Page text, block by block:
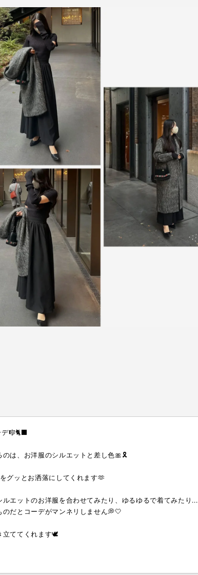
🎼🐈‍⬛
は、お洋服のシルエットと差し色🎀🎗️
グッとお洒落にしてくれます🫶
エットのお洋服を合わせてみたり、ゆるゆるで着てみたり...
だとコーデがマンネリしません💭🤍
立ててくれます🕊️